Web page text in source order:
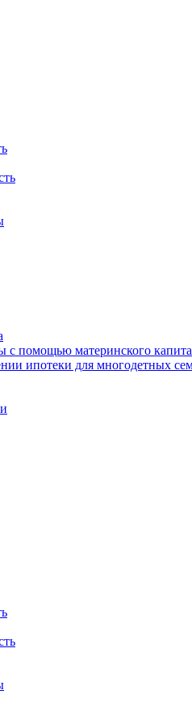
с помощью материнского
ипотеки для многодетных